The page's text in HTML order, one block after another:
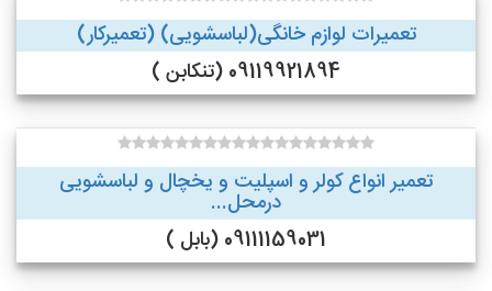
تعمیرات لوازم خانگی(لباسشویی) (تعمیرکار)
09119921894 (تنکابن )
تعمیر انواع کولر و اسپلیت و یخچال و لباسشویی
درمحل...
09111159031 (بابل )